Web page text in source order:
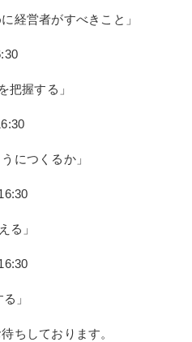
経営者がすべきこと」
把握する」
につくるか」
る」
」
ちしております。